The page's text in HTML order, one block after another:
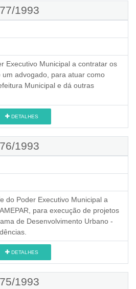
1993
Executivo Municipal a contratar os
advogado, para atuar como
Municipal e dá outras
DETALHES
1993
do Poder Executivo Municipal a
para execução de projetos
de Desenvolvimento Urbano -
DETALHES
1993